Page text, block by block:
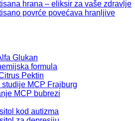
hrana – eliksir za vaše zdravlje
povrće povećava hranljive
Glukan
formula
Pektin
studije MCP Frajburg
MCP bubrezi
kod autizma